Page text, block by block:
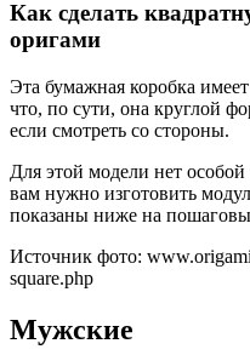
Как сделать
оригами
Эта бумажная коробка
что, по сути, она круглой
если смотреть со стороны.
Для этой модели нет
вам нужно изготовить
показаны ниже на
Источник фото:
square.php
Мужские